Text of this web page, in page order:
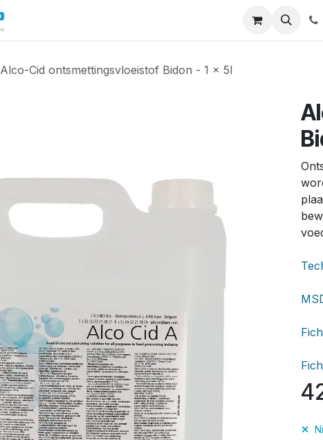
Alco-Cid ontsmettingsvloeistof Bidon - 1 x 5l
✕